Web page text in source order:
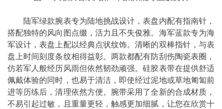
陆军绿款腕表专为陆地挑战设计，表盘内配有指南针，
搭配独特的风向图点缀，活力且不失俊雅。海军蓝款专为海
军设计，表盘上配以经典点状纹饰。清晰的双棒指针，与表
盘上时间刻度条纹相得益彰。两款都配有防刮伤陶瓷表圈，
仿若军人般经历风雨但依然韧劲顽强。硅胶表带在提供舒适
佩戴体验的同时，也易于清洁，即使经过泥地或草地匍匐前
进等历练后，清理依然方便。腕带采用了全新的合成材质，
不易引起过敏，且重量更轻，触感更加细腻，让您在欣赏十